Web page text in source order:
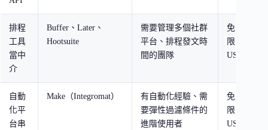
排程
工具
當中
介
Buffer、Later、
Hootsuite
需要管理多個社群
平台、排程發文時
間的團隊
免費額度有
限，付費約
USD 6-20/
自動
化平
台串
Make（Integromat）
有自動化經驗、需
要彈性過濾條件的
進階使用者
免費額度有
限，付費約
USD 9/月